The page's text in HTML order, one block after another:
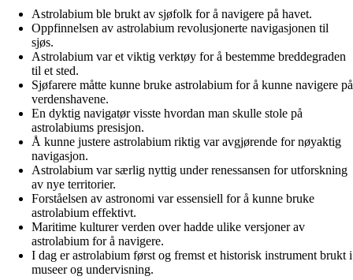
Astrolabium ble brukt av sjøfolk for å navigere på havet.
Oppfinnelsen av astrolabium revolusjonerte navigasjonen til
sjøs.
Astrolabium var et viktig verktøy for å bestemme breddegraden
til et sted.
Sjøfarere måtte kunne bruke astrolabium for å kunne navigere på
verdenshavene.
En dyktig navigatør visste hvordan man skulle stole på
astrolabiums presisjon.
Å kunne justere astrolabium riktig var avgjørende for nøyaktig
navigasjon.
Astrolabium var særlig nyttig under renessansen for utforskning
av nye territorier.
Forståelsen av astronomi var essensiell for å kunne bruke
astrolabium effektivt.
Maritime kulturer verden over hadde ulike versjoner av
astrolabium for å navigere.
I dag er astrolabium først og fremst et historisk instrument brukt i
museer og undervisning.